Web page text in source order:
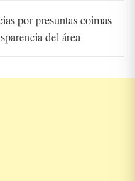
por presuntas coimas
del área